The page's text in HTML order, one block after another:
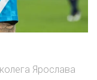
Ярослава